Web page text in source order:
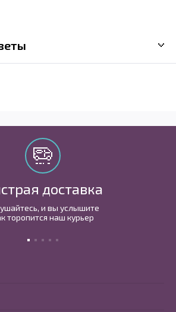
доставка
и вы услышите
торопится наш курьер